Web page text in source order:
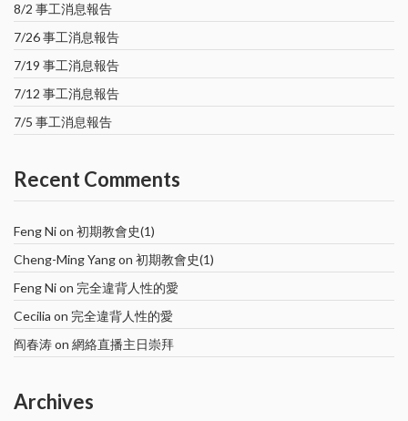
8/2 事工消息報告
7/26 事工消息報告
7/19 事工消息報告
7/12 事工消息報告
7/5 事工消息報告
Recent Comments
Feng Nion 初期教會史(1)
Cheng-Ming Yangon 初期教會史(1)
Feng Nion 完全違背人性的愛
Cecilia on 完全違背人性的愛
阎春涛on 網絡直播主日崇拜
Archives